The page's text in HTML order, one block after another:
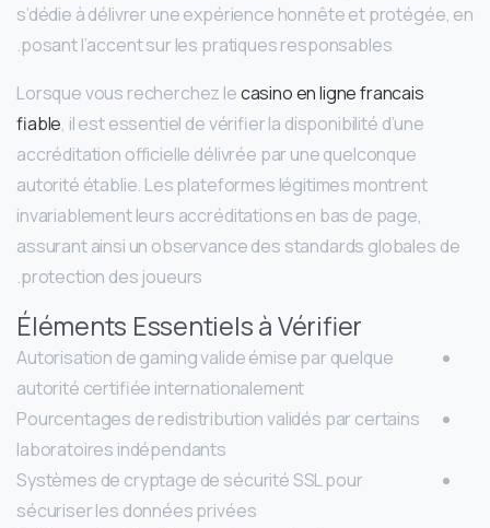
s’dédie à délivrer une expérience honnête et protégée, en
posant l’accent sur les pratiques responsables.
Lorsque vous recherchez lecasino en ligne francais
fiable, il est essentiel de vérifier la disponibilité d’une
accréditation officielle délivrée par une quelconque
autorité établie. Les plateformes légitimes montrent
invariablement leurs accréditations en bas de page,
assurant ainsi un observance des standards globales de
protection des joueurs.
Éléments Essentiels à Vérifier
Autorisation de gaming valide émise par quelque
autorité certifiée internationalement
Pourcentages de redistribution validés par certains
laboratoires indépendants
Systèmes de cryptage de sécurité SSL pour
sécuriser les données privées